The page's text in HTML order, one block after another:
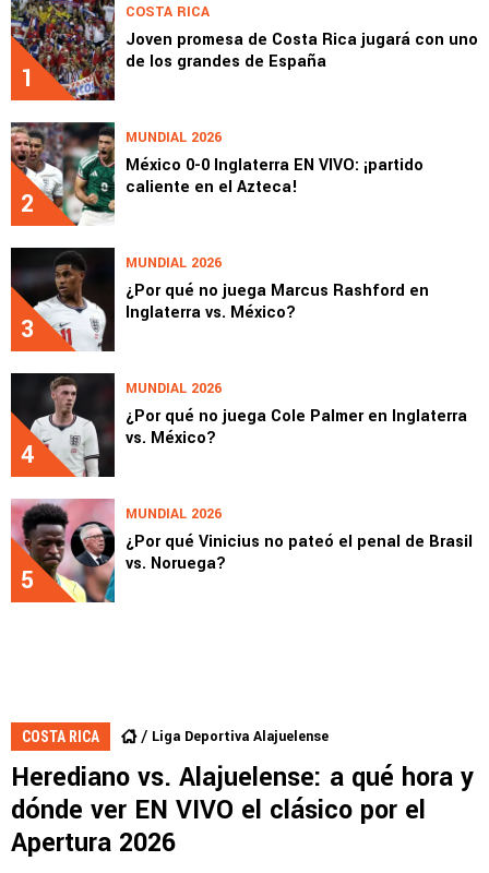
1
COSTA RICA
Joven promesa de Costa Rica jugará con uno
de los grandes de España
2
MUNDIAL 2026
México 0-0 Inglaterra EN VIVO: ¡partido
caliente en el Azteca!
3
MUNDIAL 2026
¿Por qué no juega Marcus Rashford en
Inglaterra vs. México?
4
MUNDIAL 2026
¿Por qué no juega Cole Palmer en Inglaterra
vs. México?
5
MUNDIAL 2026
¿Por qué Vinicius no pateó el penal de Brasil
vs. Noruega?
COSTA RICA Liga Deportiva Alajuelense
Herediano vs. Alajuelense: a qué hora y
dónde ver EN VIVO el clásico por el
Apertura 2026